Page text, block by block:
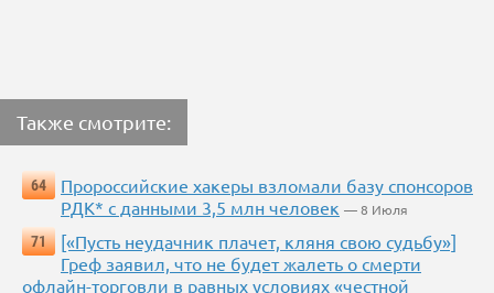
Также смотрите:
64
Пророссийские хакеры взломали базу спонсоров
РДК* с данными 3,5 млн человек — 8 Июля
71
[«Пусть неудачник плачет, кляня свою судьбу»]
Греф заявил, что не будет жалеть о смерти
офлайн-торговли в равных условиях «честной